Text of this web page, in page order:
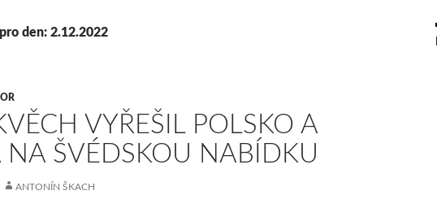
den: 2.12.2022
VYŘEŠIL POLSKO A
NA ŠVÉDSKOU NABÍDKU
ANTONÍN ŠKACH